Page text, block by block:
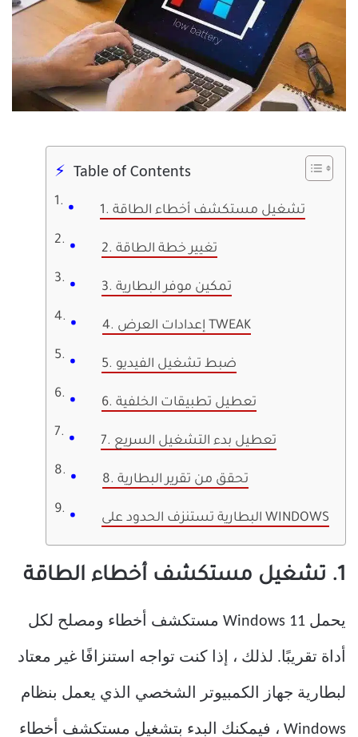
Table of Contents
1. تشغيل مستكشف أخطاء الطاقة
2. تغيير خطة الطاقة
3. تمكين موفر البطارية
4. إعدادات العرض TWEAK
5. ضبط تشغيل الفيديو
6. تعطيل تطبيقات الخلفية
7. تعطيل بدء التشغيل السريع
8. تحقق من تقرير البطارية
البطارية تستنزف الحدود على WINDOWS
1. تشغيل مستكشف أخطاء الطاقة
يحمل Windows 11 مستكشف أخطاء ومصلح لكل
أداة تقريبًا. لذلك ، إذا كنت تواجه استنزافًا غير معتاد
لبطارية جهاز الكمبيوتر الشخصي الذي يعمل بنظام
Windows ، فيمكنك البدء بتشغيل مستكشف أخطاء